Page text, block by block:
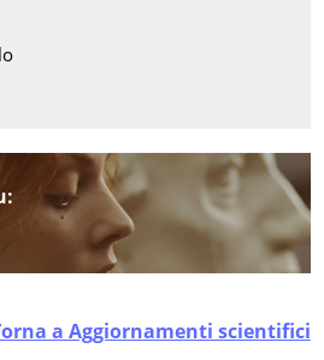
a Aggiornamenti scientifici